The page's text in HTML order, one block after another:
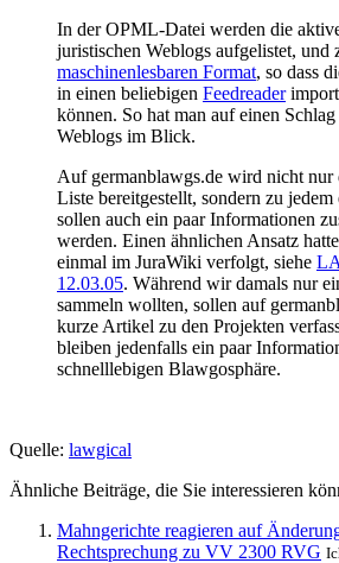
In der OPML-Datei werden die
juristischen Weblogs aufgelistet, und
maschinenlesbaren Format, so dass
in einen beliebigen Feedreader
können. So hat man auf einen
Weblogs im Blick.
Auf germanblawgs.de wird nicht nur
Liste bereitgestellt, sondern zu
sollen auch ein paar Informationen
werden. Einen ähnlichen Ansatz
einmal im JuraWiki verfolgt, siehe
12.03.05. Während wir damals nur
sammeln wollten, sollen auf
kurze Artikel zu den Projekten
bleiben jedenfalls ein paar
schnelllebigen Blawgosphäre.
Quelle: lawgical
Ähnliche Beiträge, die Sie interessieren
Mahngerichte reagieren auf
Rechtsprechung zu VV 2300 RVG